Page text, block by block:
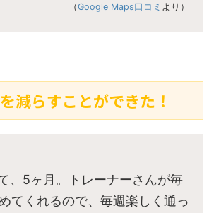
（Google Maps口コミ より）
減らすことができた！
、5ヶ月。トレーナーさんが毎
てくれるので、毎週楽しく通っ